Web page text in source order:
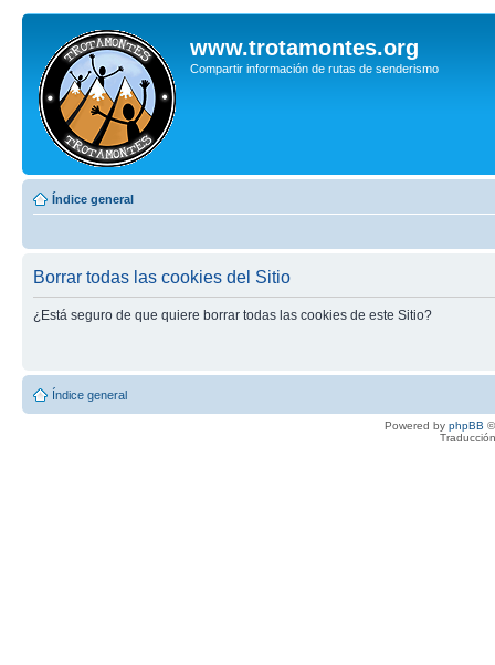
www.trotamontes.org
Compartir información de rutas de senderismo
Índice general
Borrar todas las cookies del Sitio
¿Está seguro de que quiere borrar todas las cookies de este Sitio?
Índice general
Powered by phpBB